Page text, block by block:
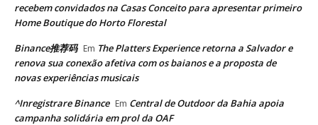
recebem convidados na Casas Conceito para apresentar primeiro
Home Boutique do Horto Florestal
Binance推荐码 Em The Platters Experience retorna a Salvador e
renova sua conexão afetiva com os baianos e a proposta de
novas experiências musicais
^Inregistrare Binance Em Central de Outdoor da Bahia apoia
campanha solidária em prol da OAF